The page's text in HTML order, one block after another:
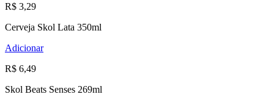
R$ 3,29
Cerveja Skol Lata 350ml
Adicionar
R$ 6,49
Skol Beats Senses 269ml